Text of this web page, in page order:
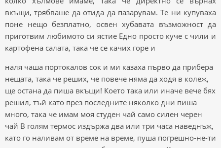
вкъщи, трябваше да отида да пазарувам. Те ни купуваха
поне нещо безплатно, освен хубавата възможност да
приготвим любимото си ястие Едно просто куче с чили и
картофена салата, така че се качих горе и
наля чаша портокалов сок и ми казаха първо да прибера
нещата, така че реших, че повече няма да ходя в колеж,
ще остана да пиша вкъщи! Което така или иначе вече бях
решил, тъй като през последните няколко дни пиша
много, така че имам моя студен чай само силен черен
чай В голям термос издържа два или три часа наведнъж,
като го наливам от време на време, пуша погрешно-не-ти